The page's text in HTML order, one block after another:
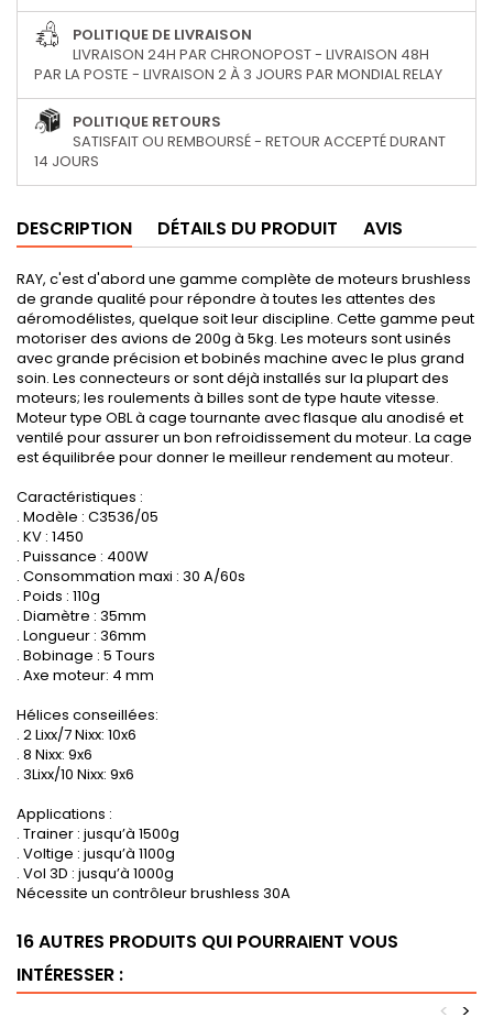
POLITIQUE DE LIVRAISON
LIVRAISON 24H PAR CHRONOPOST - LIVRAISON 48H
PAR LA POSTE - LIVRAISON 2 À 3 JOURS PAR MONDIAL RELAY
POLITIQUE RETOURS
SATISFAIT OU REMBOURSÉ - RETOUR ACCEPTÉ DURANT
14 JOURS
DESCRIPTION DÉTAILS DU PRODUIT AVIS
RAY, c'est d'abord une gamme complète de moteurs brushless
de grande qualité pour répondre à toutes les attentes des
aéromodélistes, quelque soit leur discipline. Cette gamme peut
motoriser des avions de 200g à 5kg. Les moteurs sont usinés
avec grande précision et bobinés machine avec le plus grand
soin. Les connecteurs or sont déjà installés sur la plupart des
moteurs; les roulements à billes sont de type haute vitesse.
Moteur type OBL à cage tournante avec flasque alu anodisé et
ventilé pour assurer un bon refroidissement du moteur. La cage
est équilibrée pour donner le meilleur rendement au moteur.
Caractéristiques :
. Modèle : C3536/05
. KV : 1450
. Puissance : 400W
. Consommation maxi : 30 A/60s
. Poids : 110g
. Diamètre : 35mm
. Longueur : 36mm
. Bobinage : 5 Tours
. Axe moteur: 4 mm
Hélices conseillées:
. 2 Lixx/7 Nixx: 10x6
. 8 Nixx: 9x6
. 3Lixx/10 Nixx: 9x6
Applications :
. Trainer : jusqu’à 1500g
. Voltige : jusqu’à 1100g
. Vol 3D : jusqu’à 1000g
Nécessite un contrôleur brushless 30A
16 AUTRES PRODUITS QUI POURRAIENT VOUS
INTÉRESSER :
>
<